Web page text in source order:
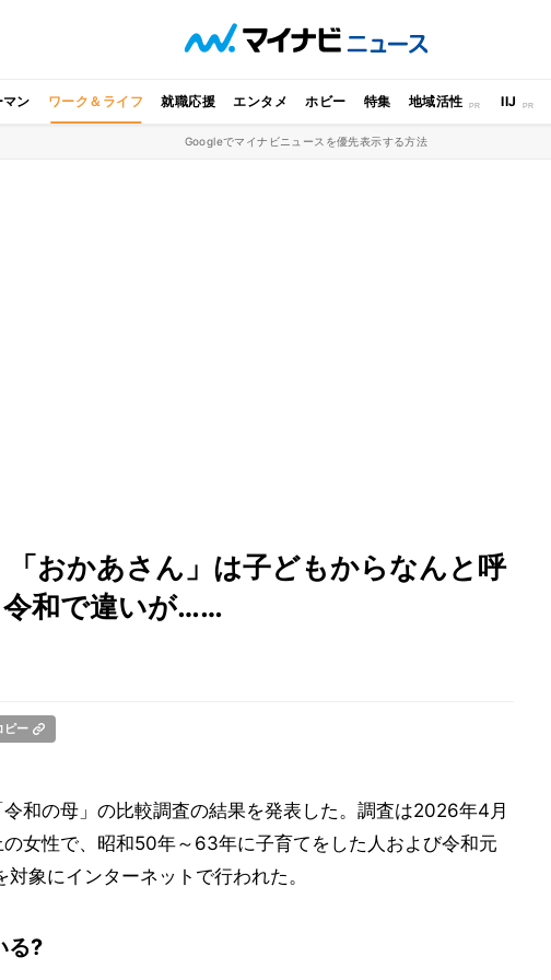
マン ワーク＆ライフ 就職応援 エンタメ ホビー 特集 地域活性 IIJ
Googleでマイナビニュースを優先表示する方法
「おかあさん」は子どもからなんと呼
和で違いが……
ピー
和の母」の比較調査の結果を発表した。調査は2026年4月
女性で、昭和50年～63年に子育てをした人および令和元
象にインターネットで行われた。
る?